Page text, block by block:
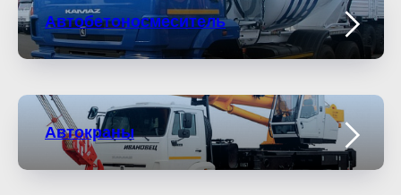
Автобетоносмеситель
Автокраны